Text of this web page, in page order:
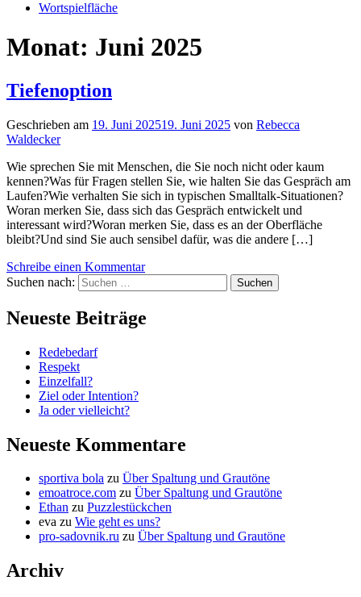
Wortspielfläche
Monat: Juni 2025
Tiefenoption
Geschrieben am 19. Juni 202519. Juni 2025 von Rebecca
Waldecker
Wie sprechen Sie mit Menschen, die Sie noch nicht oder kaum
kennen?Was für Fragen stellen Sie, wie halten Sie das Gespräch am
Laufen?Wie verhalten Sie sich in typischen Smalltalk-Situationen?
Woran merken Sie, dass sich das Gespräch entwickelt und
interessant wird?Woran merken Sie, dass es an der Oberfläche
bleibt?Und sind Sie auch sensibel dafür, was die andere […]
Schreibe einen Kommentar
Suchen nach:
Neueste Beiträge
Redebedarf
Respekt
Einzelfall?
Ziel oder Intention?
Ja oder vielleicht?
Neueste Kommentare
sportiva bola zu Über Spaltung und Grautöne
emoatroce.com zu Über Spaltung und Grautöne
Ethan zu Puzzlestückchen
eva zu Wie geht es uns?
pro-sadovnik.ru zu Über Spaltung und Grautöne
Archiv